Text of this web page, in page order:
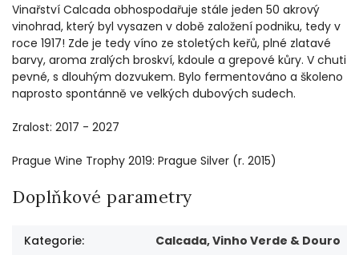
Vinařství Calcada obhospodařuje stále jeden 50 akrový
vinohrad, který byl vysazen v době založení podniku, tedy v
roce 1917! Zde je tedy víno ze stoletých keřů, plné zlatavé
barvy, aroma zralých broskví, kdoule a grepové kůry. V chuti
pevné, s dlouhým dozvukem. Bylo fermentováno a školeno
naprosto spontánně ve velkých dubových sudech.
Zralost: 2017 - 2027
Prague Wine Trophy 2019: Prague Silver (r. 2015)
Doplňkové parametry
Kategorie: Calcada, Vinho Verde & Douro